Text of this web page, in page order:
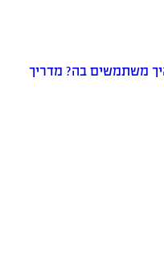
משתמשים בה? מדריך